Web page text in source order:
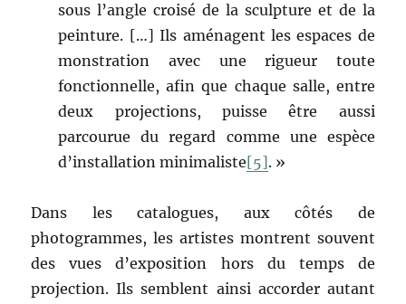
sous l’angle croisé de la sculpture et de la
peinture. […] Ils aménagent les espaces de
monstration avec une rigueur toute
fonctionnelle, afin que chaque salle, entre
deux projections, puisse être aussi
parcourue du regard comme une espèce
d’installation minimaliste[5]. »
Dans les catalogues, aux côtés de
photogrammes, les artistes montrent souvent
des vues d’exposition hors du temps de
projection. Ils semblent ainsi accorder autant